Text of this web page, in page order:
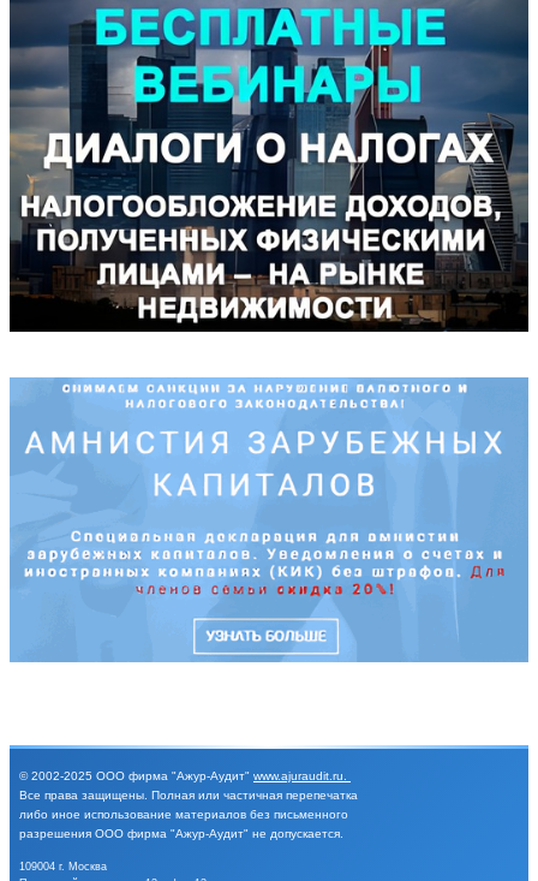
© 2002-2025 ООО фирма "Ажур-Аудит" www.ajuraudit.ru
Все права защищены. Полная или частичная перепечатка
либо иное использование материалов без письменного
разрешения ООО фирма "Ажур-Аудит" не допускается.
109004 г. Москва